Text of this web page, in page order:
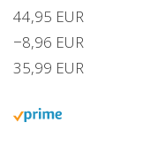
44,95 EUR
−8,96 EUR
35,99 EUR